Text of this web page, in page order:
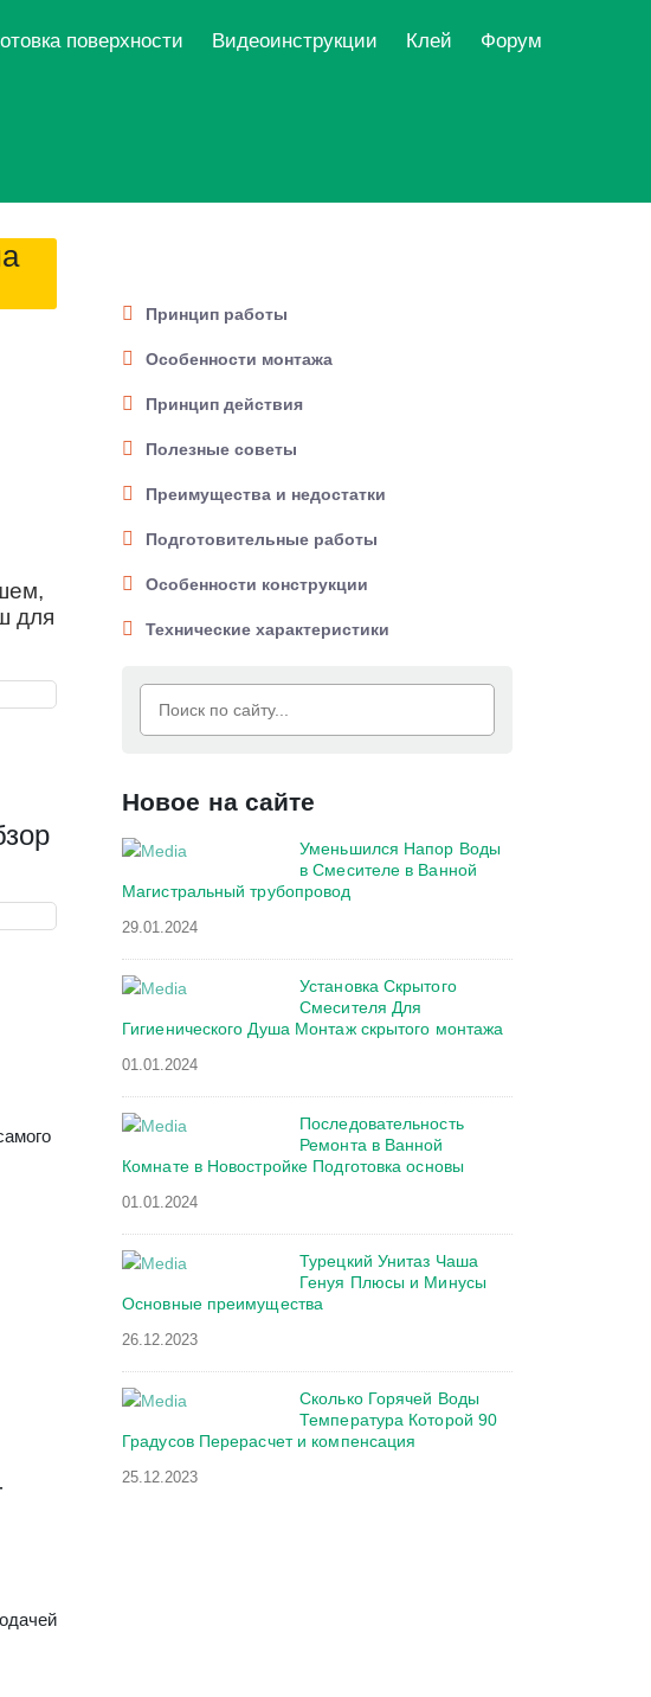
поверхности Видеоинструкции Клей Форум
для
Принцип работы
Особенности монтажа
Принцип действия
Полезные советы
Преимущества и недостатки
Подготовительные работы
Особенности конструкции
Технические характеристики
Новое на сайте
Уменьшился Напор Воды
в Смесителе в Ванной
Магистральный трубопровод
29.01.2024
Установка Скрытого
Смесителя Для
Гигиенического Душа Монтаж скрытого монтажа
01.01.2024
Последовательность
Ремонта в Ванной
Комнате в Новостройке Подготовка основы
01.01.2024
Турецкий Унитаз Чаша
Генуя Плюсы и Минусы
Основные преимущества
26.12.2023
Сколько Горячей Воды
Температура Которой 90
Градусов Перерасчет и компенсация
25.12.2023